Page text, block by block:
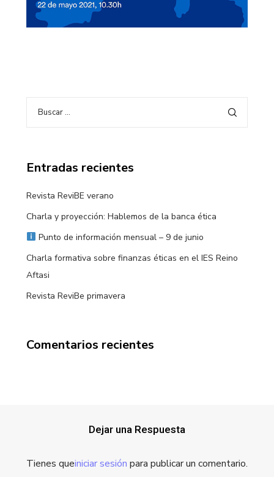
Entradas recientes
Revista ReviBE verano
Charla y proyección: Hablemos de la banca ética
Punto de información mensual – 9 de junio
Charla formativa sobre finanzas éticas en el IES Reino
Aftasi
Revista ReviBe primavera
Comentarios recientes
Dejar una Respuesta
Tienes queiniciar sesión para publicar un comentario.